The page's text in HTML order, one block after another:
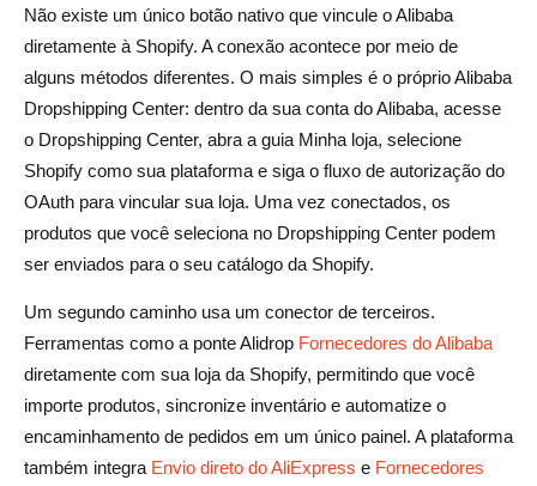
Não existe um único botão nativo que vincule o Alibaba
diretamente à Shopify. A conexão acontece por meio de
alguns métodos diferentes. O mais simples é o próprio Alibaba
Dropshipping Center: dentro da sua conta do Alibaba, acesse
o Dropshipping Center, abra a guia Minha loja, selecione
Shopify como sua plataforma e siga o fluxo de autorização do
OAuth para vincular sua loja. Uma vez conectados, os
produtos que você seleciona no Dropshipping Center podem
ser enviados para o seu catálogo da Shopify.
Um segundo caminho usa um conector de terceiros.
Ferramentas como a ponte Alidrop Fornecedores do Alibaba
diretamente com sua loja da Shopify, permitindo que você
importe produtos, sincronize inventário e automatize o
encaminhamento de pedidos em um único painel. A plataforma
também integra Envio direto do AliExpress e Fornecedores